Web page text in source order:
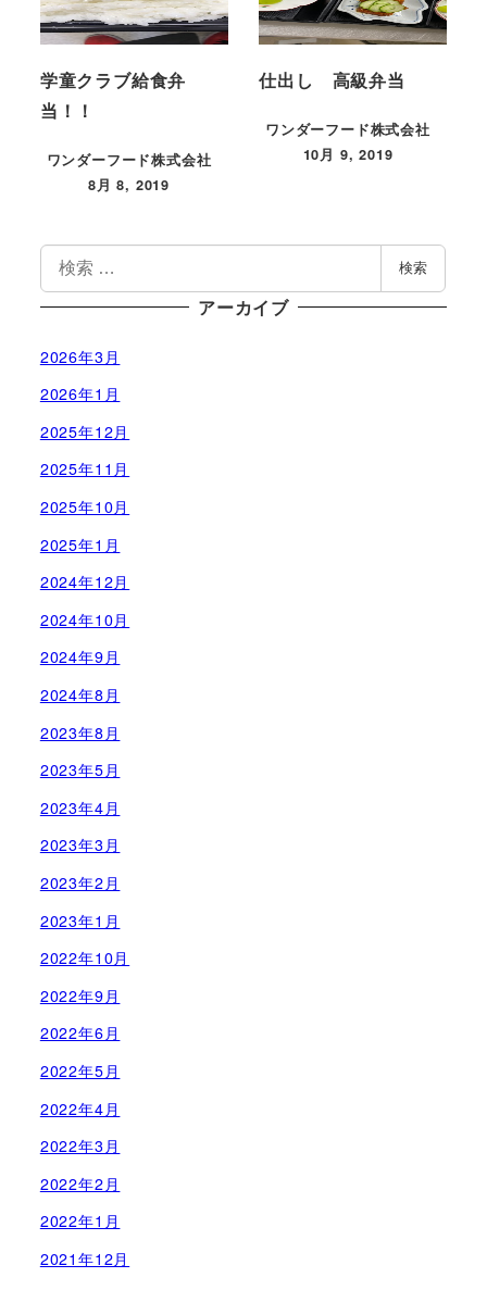
学童クラブ給食弁
当！！
ワンダーフード株式会社
投稿日
8月 8, 2019
仕出し 高級弁当
ワンダーフード株式会社
投稿日
10月 9, 2019
検
索
検索
アーカイブ
2026年3月
2026年1月
2025年12月
2025年11月
2025年10月
2025年1月
2024年12月
2024年10月
2024年9月
2024年8月
2023年8月
2023年5月
2023年4月
2023年3月
2023年2月
2023年1月
2022年10月
2022年9月
2022年6月
2022年5月
2022年4月
2022年3月
2022年2月
2022年1月
2021年12月